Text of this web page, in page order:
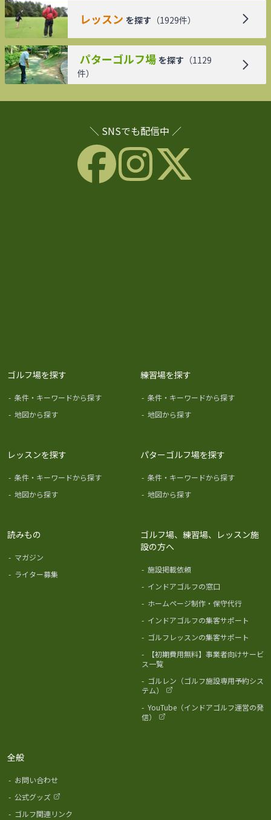
レッスン を探す （1929件）
パターゴルフ場 を探す （1129
件）
＼ SNSでも配信中 ／
ゴルフ場を探す
- 条件・キーワードから探す
- 地図から探す
練習場を探す
- 条件・キーワードから探す
- 地図から探す
レッスンを探す
- 条件・キーワードから探す
- 地図から探す
パターゴルフ場を探す
- 条件・キーワードから探す
- 地図から探す
読みもの
- マガジン
- ライター募集
ゴルフ場、練習場、レッスン施
設の方へ
- 施設掲載依頼
- インドアゴルフの窓口
- ホームページ制作・保守代行
- インドアゴルフの集客サポート
- ゴルフレッスンの集客サポート
-
【初期費用無料】事業者向けサービ
ス一覧
- ゴルレン（ゴルフ施設専用予約シス
テム）
- YouTube（インドアゴルフ運営の発
信）
全般
- お問い合わせ
- 公式グッズ
- ゴルフ関連リンク